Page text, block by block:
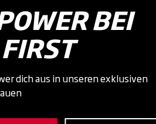
BEI
dich aus in unseren exklusiven